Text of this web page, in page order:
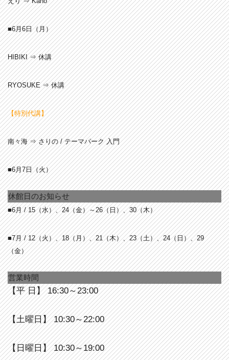
■6月6日（月）
HIBIKI ⇒ 休講
RYOSUKE ⇒ 休講
【特別代講】
南々海 ⇒ さりの / テーマパーク 入門
■6月7日（火）
休館日のお知らせ
■6月 / 15（水）、24（金）～26（日）、30（木）
■7月 / 12（火）、18（月）、21（木）、23（土）、24（日）、29
（金）
営業時間
【平 日】 16:30～23:00
【土曜日】 10:30～22:00
【日曜日】 10:30～19:00